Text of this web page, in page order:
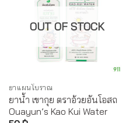
OUT OF STOCK
ยาแผนโบราณ
ยาน้ำ เขากุย ตราอ้วยอันโอสถ
Ouayun’s Kao Kui Water